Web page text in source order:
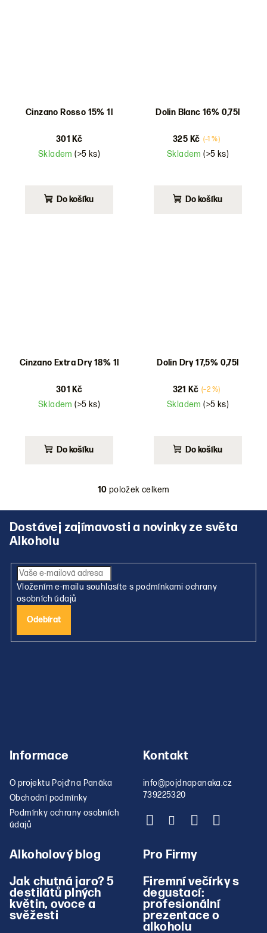
Cinzano Rosso 15% 1l
301 Kč
Skladem(>5 ks)
Do košíku
Dolin Blanc 16% 0,75l
325 Kč (–1 %)
Skladem(>5 ks)
Do košíku
Cinzano Extra Dry 18% 1l
301 Kč
Skladem(>5 ks)
Do košíku
Dolin Dry 17,5% 0,75l
321 Kč (–2 %)
Skladem(>5 ks)
Do košíku
O
v
l
a
í
k
10 položek celkem
Vložením e-mailu souhlasíte s podmínkami ochrany
osobních údajů
Přihlásit
Informace
O projektu Pojď na Panáka
Obchodní podmínky
Podmínky ochrany osobních
údajů
Kontakt
info@pojdnapanaka.cz
739225320
Alkoholový blog
Jak chutná jaro? 5
destilátů plných
květin, ovoce a
svěžesti
Pro Firmy
Firemní večírky s
degustací:
profesionální
prezentace o
alkoholu